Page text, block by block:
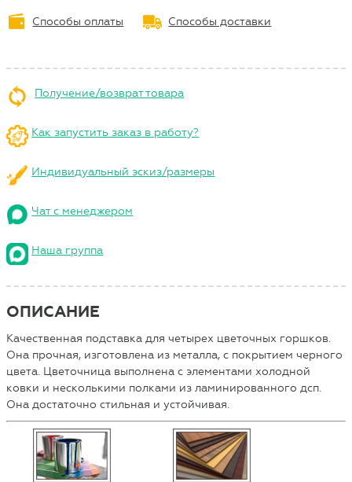
Способы оплаты Способы доставки
Получение/возврат товара
Как запустить заказ в работу?
Индивидуальный эскиз/размеры
Чат с менеджером
Наша группа
ОПИСАНИЕ
Качественная подставка для четырех цветочных горшков.
Она прочная, изготовлена из металла, с покрытием черного
цвета. Цветочница выполнена с элементами холодной
ковки и несколькими полками из ламинированного дсп.
Она достаточно стильная и устойчивая.